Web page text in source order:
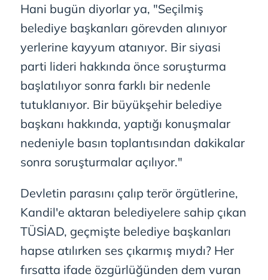
Hani bugün diyorlar ya, "Seçilmiş
belediye başkanları görevden alınıyor
yerlerine kayyum atanıyor. Bir siyasi
parti lideri hakkında önce soruşturma
başlatılıyor sonra farklı bir nedenle
tutuklanıyor. Bir büyükşehir belediye
başkanı hakkında, yaptığı konuşmalar
nedeniyle basın toplantısından dakikalar
sonra soruşturmalar açılıyor."
Devletin parasını çalıp terör örgütlerine,
Kandil'e aktaran belediyelere sahip çıkan
TÜSİAD, geçmişte belediye başkanları
hapse atılırken ses çıkarmış mıydı? Her
fırsatta ifade özgürlüğünden dem vuran